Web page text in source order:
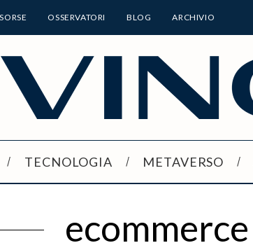
OSSERVATORI BLOG ARCHIVIO
TECNOLOGIA METAVERSO
ecommerce